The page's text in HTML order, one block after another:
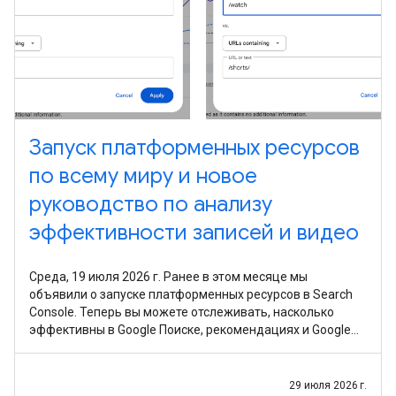
Запуск платформенных ресурсов
по всему миру и новое
руководство по анализу
эффективности записей и видео
Среда, 19 июля 2026 г. Ранее в этом месяце мы
объявили о запуске платформенных ресурсов в Search
Console. Теперь вы можете отслеживать, насколько
эффективны в Google Поиске, рекомендациях и Google
29 июля 2026 г.